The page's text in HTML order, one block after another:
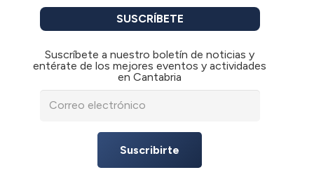
SUSCRÍBETE
Suscríbete a nuestro boletín de noticias y
entérate de los mejores eventos y actividades
en Cantabria
Suscribirte